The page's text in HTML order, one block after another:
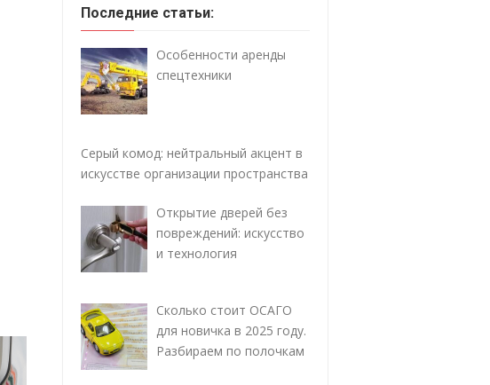
Последние статьи:
Особенности аренды
спецтехники
Серый комод: нейтральный акцент в
искусстве организации пространства
Открытие дверей без
повреждений: искусство
и технология
Сколько стоит ОСАГО
для новичка в 2025 году.
Разбираем по полочкам